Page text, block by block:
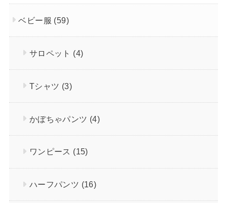
ベビー服 (59)
サロペット (4)
Tシャツ (3)
かぼちゃパンツ (4)
ワンピース (15)
ハーフパンツ (16)